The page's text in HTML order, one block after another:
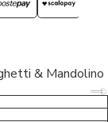
& Mandolino
5/5
5/5
5/5